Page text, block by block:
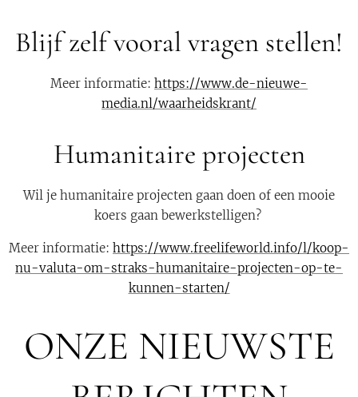
Blijf zelf vooral vragen stellen!
Meer informatie: https://www.de-nieuwe-
media.nl/waarheidskrant/
Humanitaire projecten
Wil je humanitaire projecten gaan doen of een mooie
koers gaan bewerkstelligen?
Meer informatie: https://www.freelifeworld.info/l/koop-
nu-valuta-om-straks-humanitaire-projecten-op-te-
kunnen-starten/
ONZE NIEUWSTE